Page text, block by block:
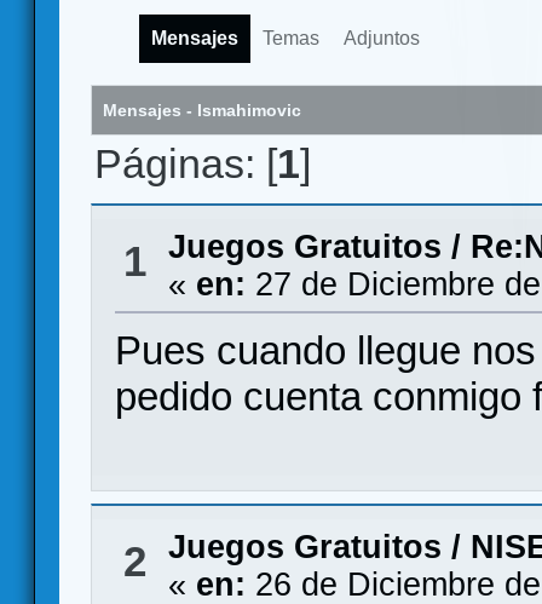
Mensajes Temas Adjuntos
Mensajes - Ismahimovic
Páginas: [1]
1 Juegos Gratuitos /
« en: 27 de Diciembre
Pues cuando llegue
pedido cuenta conmigo
2 Juegos Gratuitos /
« en: 26 de Diciembre